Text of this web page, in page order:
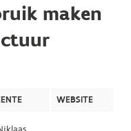
maken
WEBSITE